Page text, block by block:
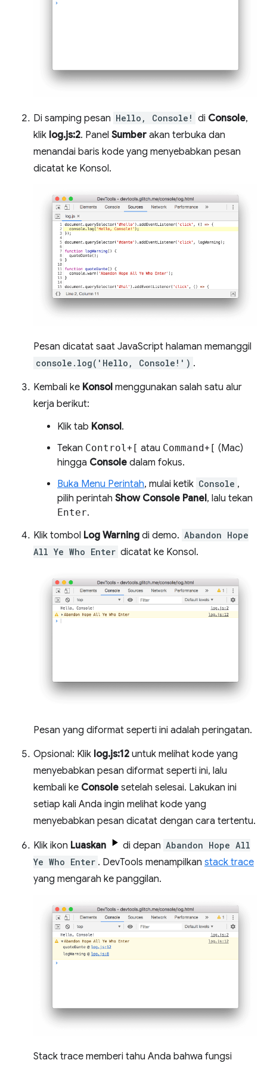
Di samping pesan Hello, Console! di Console,
klik log.js:2. Panel Sumber akan terbuka dan
menandai baris kode yang menyebabkan pesan
dicatat ke Konsol.
Pesan dicatat saat JavaScript halaman memanggil
console.log('Hello, Console!') .
Kembali ke Konsol menggunakan salah satu alur
kerja berikut:
Klik tab Konsol.
Tekan Control+ [ atau Command+ [ (Mac)
hingga Console dalam fokus.
Buka Menu Perintah, mulai ketik Console ,
pilih perintah Show Console Panel, lalu tekan
Enter.
Klik tombol Log Warning di demo. Abandon Hope
All Ye Who Enter dicatat ke Konsol.
Pesan yang diformat seperti ini adalah peringatan.
Opsional: Klik log.js:12 untuk melihat kode yang
menyebabkan pesan diformat seperti ini, lalu
kembali ke Console setelah selesai. Lakukan ini
setiap kali Anda ingin melihat kode yang
menyebabkan pesan dicatat dengan cara tertentu.
Klik ikon Luaskan di depan Abandon Hope All
Ye Who Enter . DevTools menampilkan stack trace
yang mengarah ke panggilan.
Stack trace memberi tahu Anda bahwa fungsi